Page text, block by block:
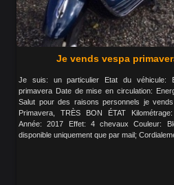
Je vends vespa
Je suis: un particulier Etat du véhicule:
primavera Date de mise en circulation:
Salut pour des raisons personnels je
Primavera, TRÈS BON ÉTAT
Année: 2017 Effet: 4 chevaux Couleur:
disponible uniquement que par mail;